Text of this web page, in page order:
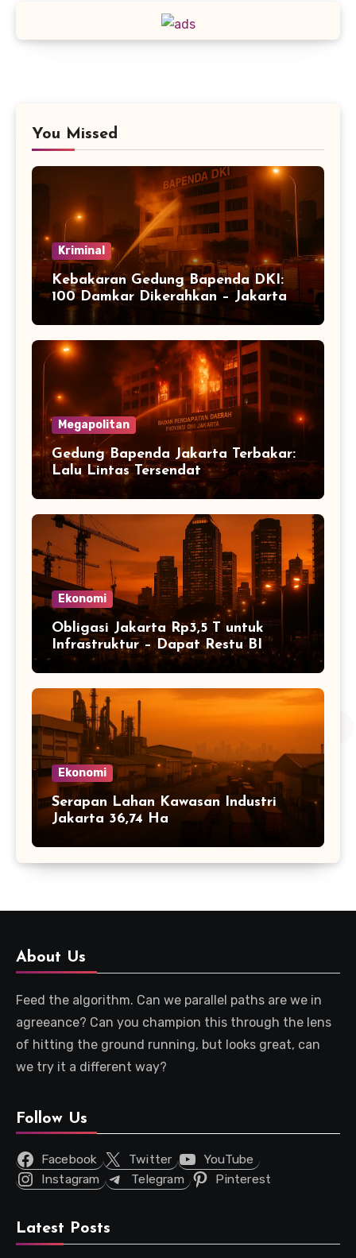
You Missed
Kriminal
Kebakaran Gedung Bapenda DKI:
100 Damkar Dikerahkan – Jakarta
Megapolitan
Gedung Bapenda Jakarta Terbakar:
Lalu Lintas Tersendat
Ekonomi
Obligasi Jakarta Rp3,5 T untuk
Infrastruktur – Dapat Restu BI
Ekonomi
Serapan Lahan Kawasan Industri
Jakarta 36,74 Ha
About Us
Feed the algorithm. Can we parallel paths are we in
agreeance? Can you champion this through the lens
of hitting the ground running, but looks great, can
we try it a different way?
Follow Us
Facebook Twitter
YouTube
Instagram
Telegram Pinterest
Latest Posts